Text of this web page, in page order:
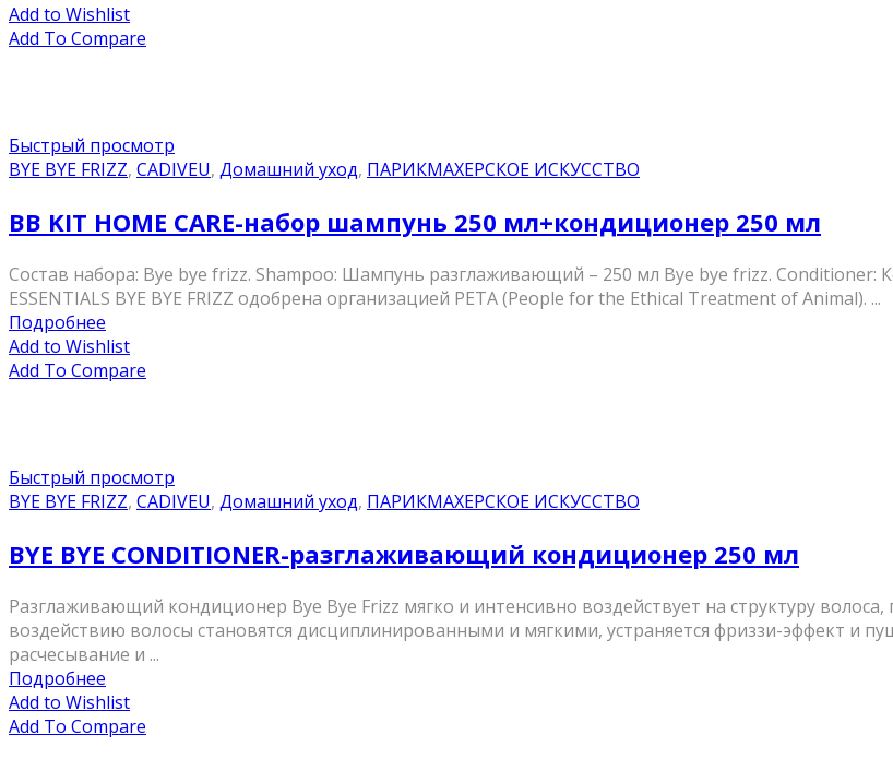
Add to Wishlist
Add To Compare
Быстрый просмотр
BYE BYE FRIZZ, CADIVEU, Домашний уход, ПАРИКМАХЕРСКОЕ ИСКУССТВО
BB KIT HOME CARE-набор шампунь 250 мл+кондиционер 250 мл
Состав набора: Bye bye frizz. Shampoo: Шампунь разглаживающий – 250 мл Bye bye frizz. Conditioner:
ESSENTIALS BYE BYE FRIZZ одобрена организацией PETA (People for the Ethical Treatment of Animal). ...
Подробнее
Add to Wishlist
Add To Compare
Быстрый просмотр
BYE BYE FRIZZ, CADIVEU, Домашний уход, ПАРИКМАХЕРСКОЕ ИСКУССТВО
BYE BYE CONDITIONER-разглаживающий кондиционер 250 мл
Разглаживающий кондиционер Bye Bye Frizz мягко и интенсивно воздействует на структуру волоса,
воздействию волосы становятся дисциплинированными и мягкими, устраняется фриззи-эффект и
расчесывание и ...
Подробнее
Add to Wishlist
Add To Compare